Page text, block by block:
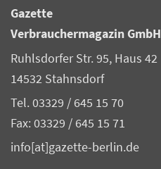
Gazette
Verbrauchermagazin GmbH
Ruhlsdorfer Str. 95, Haus 42
14532 Stahnsdorf
Tel. 03329 / 645 15 70
Fax: 03329 / 645 15 71
info[at]gazette-berlin.de